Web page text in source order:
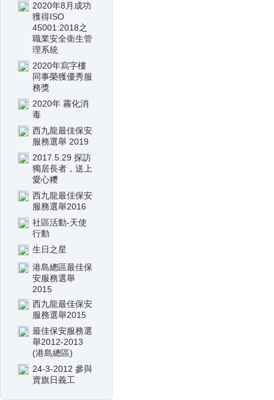
2020年8月成功
獲得ISO
45001:2018之
職業安全衛生管
理系統
2020年寫字樓
同事榮獲優秀服
務獎
2020年 霧化消
毒
西九龍最佳保安
服務選舉 2019
2017.5.29 探訪
獨居長者，送上
愛心糭
西九龍最佳保安
服務選舉2016
社區活動-天使
行動
生日之星
港島總區最佳保
安服務選舉
2015
西九龍最佳保安
服務選舉2015
最佳保安服務選
舉2012-2013
(港島總區)
24-3-2012 參與
賣旗日義工